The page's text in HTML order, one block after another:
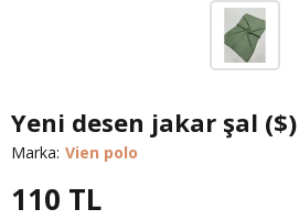
Yeni desen jakar şal ($)
Marka: Vien polo
110 TL